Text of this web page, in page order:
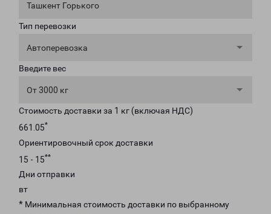
Ташкент Горького
Тип перевозки
Автоперевозка
Введите вес
От 3000 кг
Стоимость доставки за 1 кг (включая НДС)
661.05*
Ориентировочный срок доставки
15 - 15**
Дни отправки
вт
* Минимальная стоимость доставки по выбранному